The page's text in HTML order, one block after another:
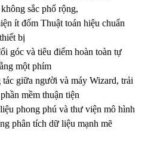
sắc phổ rộng,
ít đốm Thuật toán hiệu chuẩn
bị
góc và tiêu điểm hoàn toàn tự
một phím
tác giữa người và máy Wizard, trải
mềm thuận tiện
phong phú và thư viện mô hình
phân tích dữ liệu mạnh mẽ